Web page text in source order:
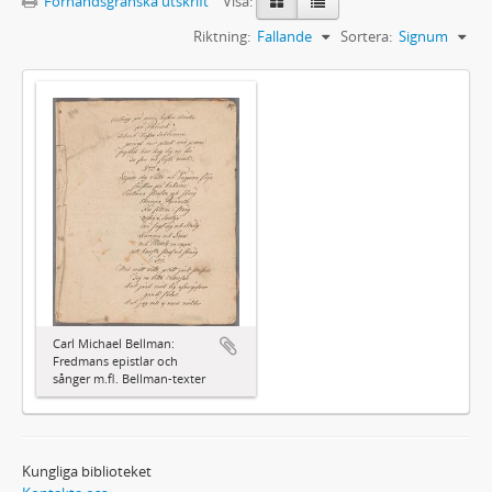
Sortera: Signum
Riktning: Fallande
Carl Michael Bellman:
Fredmans epistlar och
sånger m.fl. Bellman-texter
Kungliga biblioteket